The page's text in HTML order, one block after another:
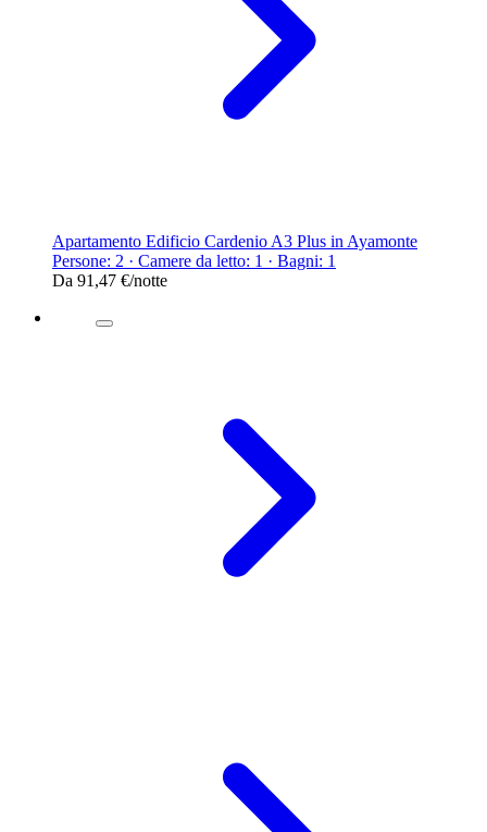
Apartamento Edificio Cardenio A3 Plus in Ayamonte
Persone: 2 · Camere da letto: 1 · Bagni: 1
Da 91,47 €/notte